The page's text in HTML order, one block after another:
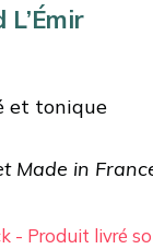
et tonique
Made in
- Produit livré